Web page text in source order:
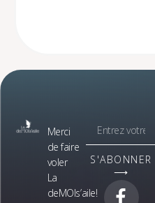
Merci
de faire
voler
La
deMOIs’aile!
S'ABONNER
⟶